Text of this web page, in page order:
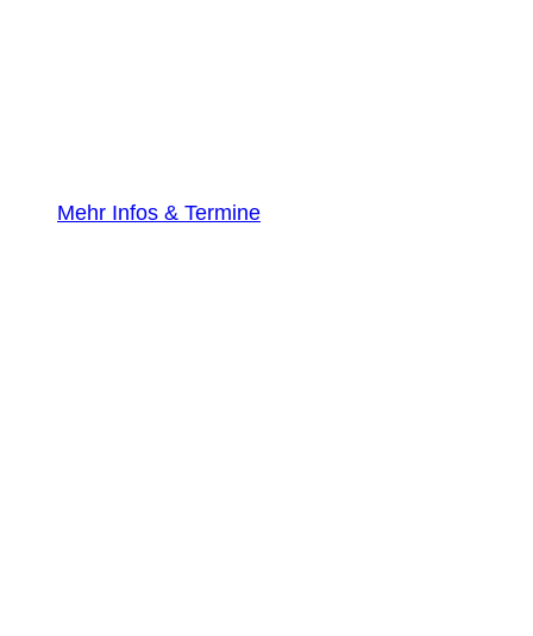
Mehr Infos & Termine